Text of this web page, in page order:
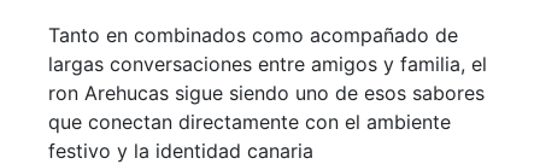
Tanto en combinados como acompañado de
largas conversaciones entre amigos y familia, el
ron Arehucas sigue siendo uno de esos sabores
que conectan directamente con el ambiente
festivo y la identidad canaria